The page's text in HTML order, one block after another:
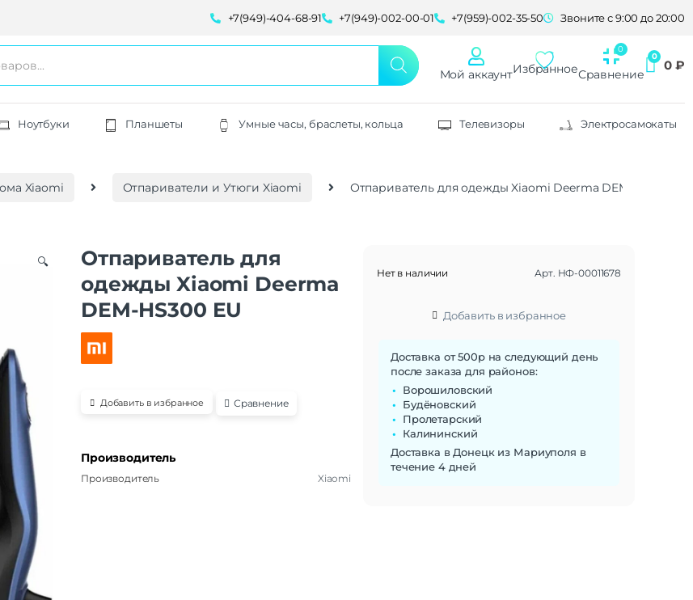
+7(949)-404-68-91 +7(949)-002-00-01 +7(959)-002-35-50 Звоните с 9:00 до 20:00
Мой аккаунтИзбранноеСравнение
0 ₽
Ноутбуки Планшеты Умные часы, браслеты, кольца Телевизоры Электросамокаты
Xiaomi Отпариватели и Утюги Xiaomi Отпариватель для одежды Xiaomi Deerma DEM-HS300 EU
🔍
Отпариватель для
одежды Xiaomi Deerma
DEM-HS300 EU
Добавить в избранное Сравнение
Производитель
Производитель Xiaomi
Нет в наличии Арт. НФ-00011678
Добавить в избранное
Доставка от 500р на следующий день
после заказа для районов:
Ворошиловский
Будёновский
Пролетарский
Калининский
Доставка в Донецк из Мариуполя в
течение 4 дней